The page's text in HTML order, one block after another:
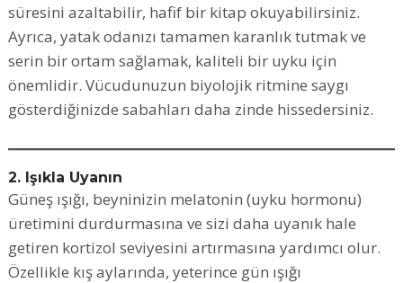
süresini azaltabilir, hafif bir kitap okuyabilirsiniz.
Ayrıca, yatak odanızı tamamen karanlık tutmak ve
serin bir ortam sağlamak, kaliteli bir uyku için
önemlidir. Vücudunuzun biyolojik ritmine saygı
gösterdiğinizde sabahları daha zinde hissedersiniz.
2. Işıkla Uyanın
Güneş ışığı, beyninizin melatonin (uyku hormonu)
üretimini durdurmasına ve sizi daha uyanık hale
getiren kortizol seviyesini artırmasına yardımcı olur.
Özellikle kış aylarında, yeterince gün ışığı